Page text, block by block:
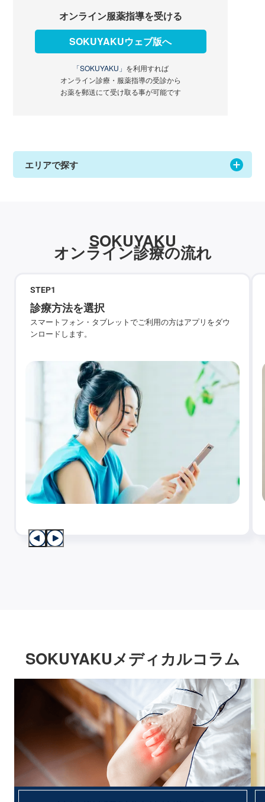
オンライン服薬指導を受ける
SOKUYAKUウェブ版へ
「SOKUYAKU」 を利用すれば
オンライン診療・服薬指導の受診から
お薬を郵送にて受け取る事が可能です
エリアで探す
SOKUYAKU
オンライン診療の流れ
STEP1
診療方法を選択
スマートフォン・タブレットでご利用の方はアプリをダウ
ンロードします。
SOKUYAKUメディカルコラム